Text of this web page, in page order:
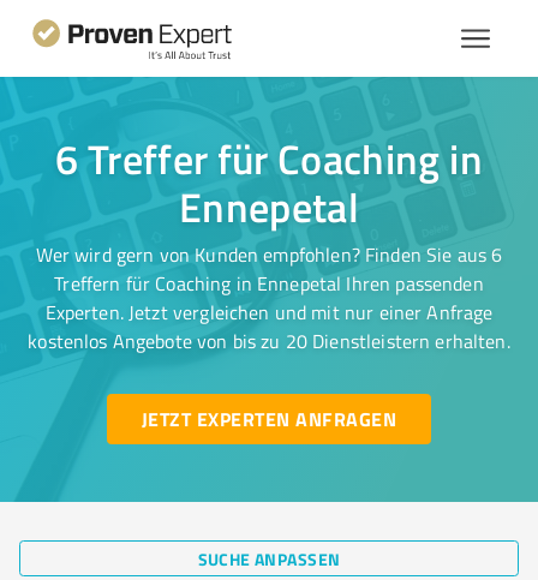
6 Treffer für Coaching in
Ennepetal
Wer wird gern von Kunden empfohlen? Finden Sie aus 6
Treffern für Coaching in Ennepetal Ihren passenden
Experten. Jetzt vergleichen und mit nur einer Anfrage
kostenlos Angebote von bis zu 20 Dienstleistern erhalten.
JETZT EXPERTEN ANFRAGEN
SUCHE ANPASSEN